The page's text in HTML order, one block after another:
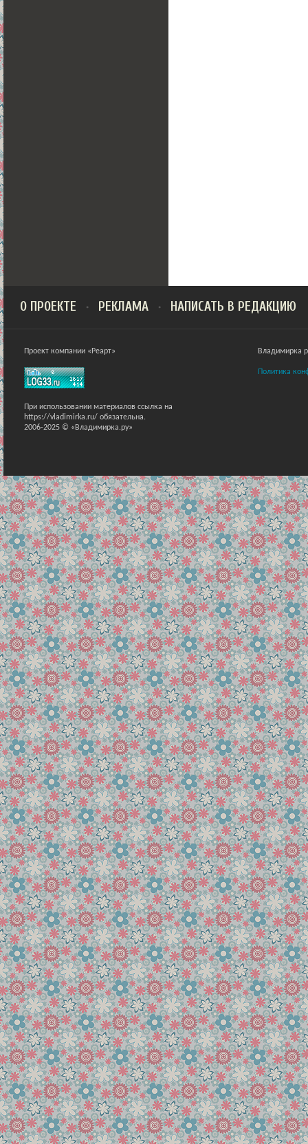
О ПРОЕКТЕ РЕКЛАМА НАПИСАТЬ В РЕДАКЦИЮ
Проект компании «Реарт»
При использовании материалов ссылка на
https://vladimirka.ru/ обязательна.
2006-2025 © «Владимирка.ру»
Владимирка
Политика